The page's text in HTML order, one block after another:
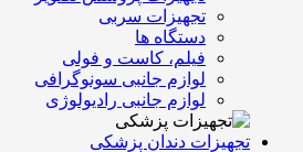
تجهیزات سربی
دستگاه ها
فیلم، کاست و فولی
لوازم جانبی سونوگرافی
لوازم جانبی رادیولوژی
تجهیزات دندان پزشکی